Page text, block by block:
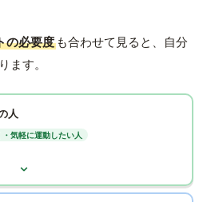
の必要度 も合わせて見ると、自分
ます。
人
・気軽に運動したい人